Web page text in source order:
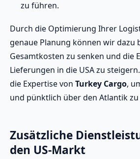
zu führen.
Durch die Optimierung Ihrer
genaue Planung können wir dazu
Gesamtkosten zu senken und die
Lieferungen in die USA zu
die Expertise von Turkey Cargo,
und pünktlich über den Atlantik
Zusätzliche
den US-Markt